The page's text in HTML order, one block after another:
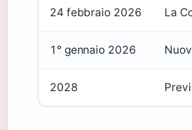
24 febbraio 2026 La
1° gennaio 2026
2028